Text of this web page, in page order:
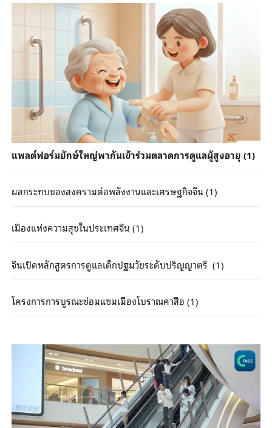
แพลต์ฟอร์มยักษ์ใหญ่พากันเข้าร่วมตลาดการดูแลผู้สูงอายุ (1)
ผลกระทบของสงครามต่อพลังงานและเศรษฐกิจจีน (1)
เมืองแห่งความสุขในประเทศจีน (1)
จีนเปิดหลักสูตรการดูแลเด็กปฐมวัยระดับปริญญาตรี (1)
โครงการการบูรณะซ่อมแซมเมืองโบราณคาสือ (1)